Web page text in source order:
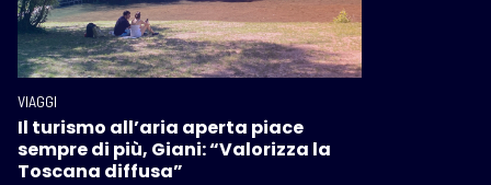
VIAGGI
Il turismo all’aria aperta piace
sempre di più, Giani: “Valorizza la
Toscana diffusa”